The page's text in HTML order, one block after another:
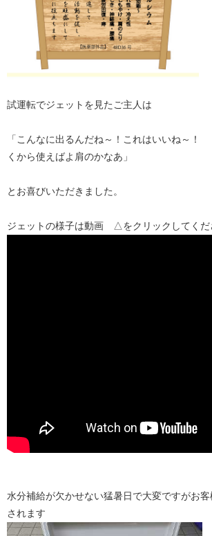
試運転でジェットを見たご主人は
「こんなに出るんだね～！これはいいね～
くから使えばよ肩のかなあ」
とお喜びいただきました。
ジェットの様子は動画 △をクリックしてくだ
水分補給が欠かせない猛暑日で大変ですがお
されます